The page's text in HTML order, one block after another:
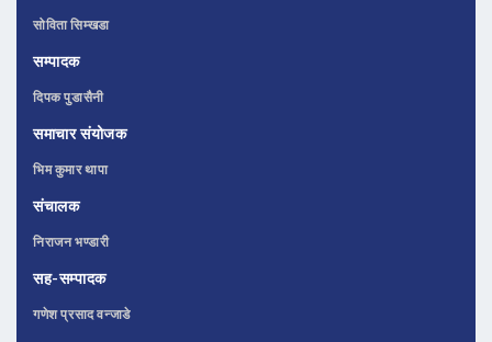
सोविता सिम्खडा
सम्पादक
दिपक पुडासैनी
समाचार संयोजक
भिम कुमार थापा
संचालक
निराजन भण्डारी
सह-सम्पादक
गणेश प्रसाद वन्जाडे